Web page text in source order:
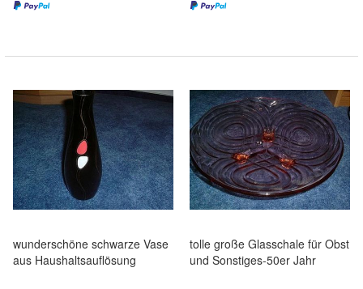
wunderschöne schwarze Vase
aus Haushaltsauflösung
tolle große Glasschale für Obst
und Sonstiges-50er Jahr